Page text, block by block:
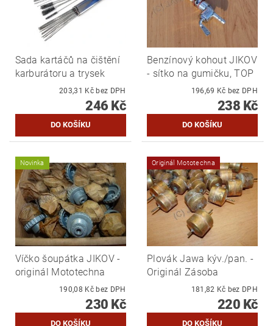
Sada kartáčů na čištění
karburátoru a trysek
203,31 Kč bez DPH
246 Kč
Benzínový kohout JIKOV
- sítko na gumičku, TOP
196,69 Kč bez DPH
238 Kč
Novinka
Víčko šoupátka JIKOV -
originál Mototechna
190,08 Kč bez DPH
230 Kč
Originál Mototechna
Plovák Jawa kýv./pan. -
Originál Zásoba
181,82 Kč bez DPH
220 Kč